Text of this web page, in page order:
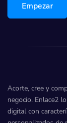
Empezar
Acorte, cree y
negocio. Enlace2
digital con